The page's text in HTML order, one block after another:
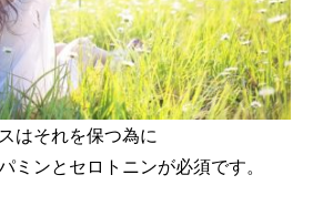
はそれを保つ為に
ミンとセロトニンが必須です。